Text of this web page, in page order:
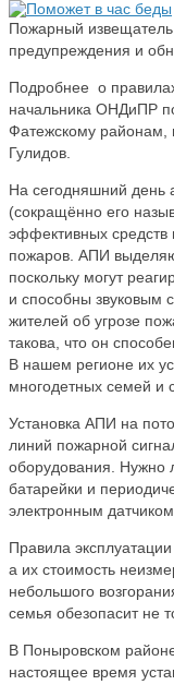
Пожарный
предупреждения и
Подробнее о
начальника ОНДиПР
Фатежскому районам,
Гулидов.
На сегодняшний день
(сокращённо его
эффективных
пожаров. АПИ
поскольку могут
и способны звуковым
жителей об угрозе
такова, что он
В нашем регионе их
многодетных семей и
Установка АПИ на
линий пожарной
оборудования. Нужно
батарейки и
электронным датчиком.
Правила
а их стоимость
небольшого
семья обезопасит не
В Поныровском
настоящее время